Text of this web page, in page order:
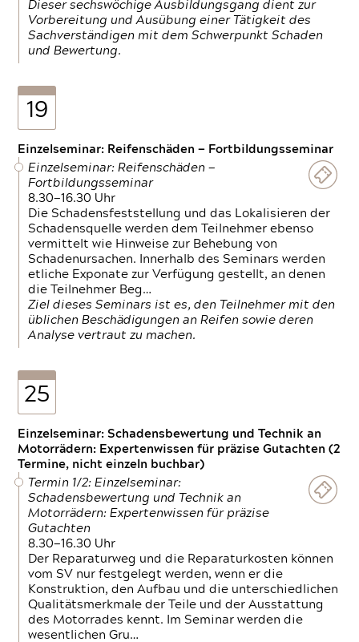
Dieser sechswöchige Ausbildungsgang dient zur
Vorbereitung und Ausübung einer Tätigkeit des
Sachverständigen mit dem Schwerpunkt Schaden
und Bewertung.
19
Einzelseminar: Reifenschäden — Fortbildungsseminar
Einzelseminar: Reifenschäden —
Fortbildungsseminar
8.30—16.30 Uhr
Die Schadensfeststellung und das Lokalisieren der
Schadensquelle werden dem Teilnehmer ebenso
vermittelt wie Hinweise zur Behebung von
Schadenursachen. Innerhalb des Seminars werden
etliche Exponate zur Verfügung gestellt, an denen
die Teilnehmer Beg…
Ziel dieses Seminars ist es, den Teilnehmer mit den
üblichen Beschädigungen an Reifen sowie deren
Analyse vertraut zu machen.
25
Einzelseminar: Schadensbewertung und Technik an
Motorrädern: Expertenwissen für präzise Gutachten (2
Termine, nicht einzeln buchbar)
Termin 1/2: Einzelseminar:
Schadensbewertung und Technik an
Motorrädern: Expertenwissen für präzise
Gutachten
8.30—16.30 Uhr
Der Reparaturweg und die Reparaturkosten können
vom SV nur festgelegt werden, wenn er die
Konstruktion, den Aufbau und die unterschiedlichen
Qualitätsmerkmale der Teile und der Ausstattung
des Motorrades kennt. Im Seminar werden die
wesentlichen Gru…